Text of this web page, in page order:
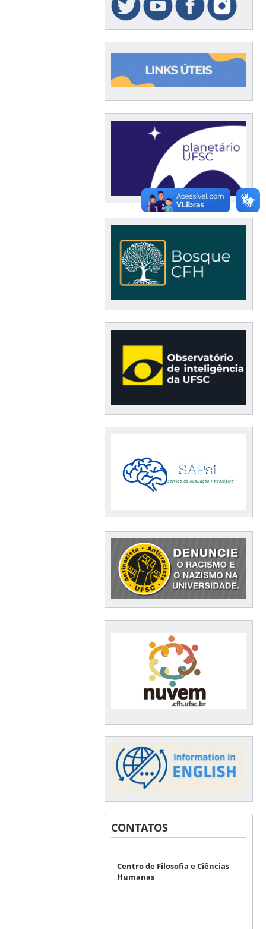
CONTATOS
Centro de Filosofia e Ciências
Humanas